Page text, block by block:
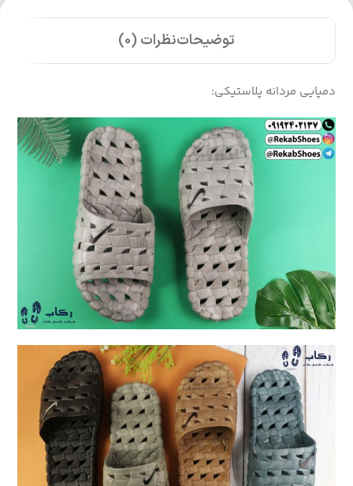
توضیحاتنظرات (0)
دمپایی مردانه پلاستیکی: